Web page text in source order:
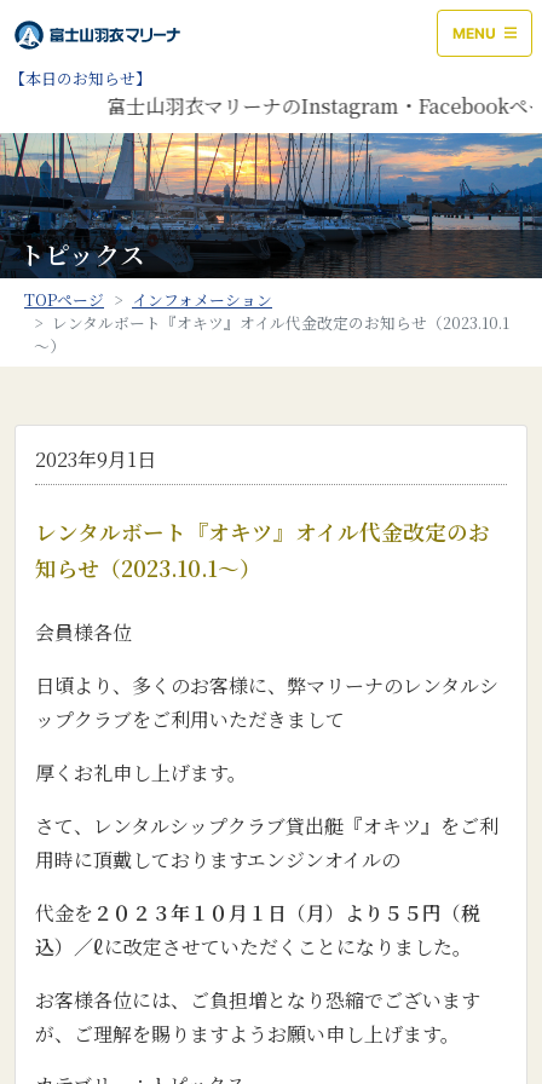
MENU
【本日のお知らせ】
富士山羽衣マリーナのInstagram・Facebookペ
トピックス
TOPページ
インフォメーション
レンタルボート『オキツ』オイル代金改定のお知らせ（2023.10.1
～）
2023年9月1日
レンタルボート『オキツ』オイル代金改定のお
知らせ（2023.10.1～）
会員様各位
日頃より、多くのお客様に、弊マリーナのレンタルシ
ップクラブをご利用いただきまして
厚くお礼申し上げます。
さて、レンタルシップクラブ貸出艇『オキツ』をご利
用時に頂戴しておりますエンジンオイルの
代金を ２０２３年１０月１日（月）より５５円（税
込）／ℓに改定させていただくことになりました。
お客様各位には、ご負担増となり恐縮でございます
が、ご理解を賜りますようお願い申し上げます。